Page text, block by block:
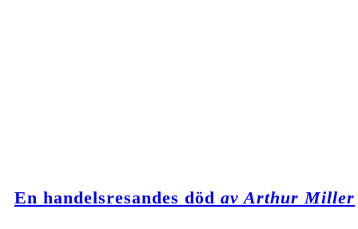
En handelsresandes död av Arthur Miller